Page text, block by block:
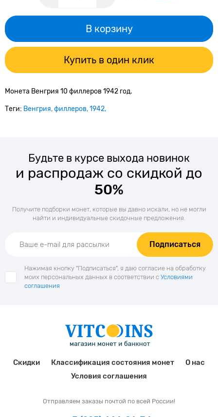
В корзину
Купить в один клик
Монета Венгрия 10 филлеров 1942 год.
Теги: Венгрия филлеров 1942
Будьте в курсе выхода новинок
и распродаж со скидкой до
50%
Получите подборки монет, которые вы давно искали, но не могли
найти и индивидуальные скидочные предложения.
Подписаться
Нажимая кнопку "Подписаться", я даю согласие на обработку
моих персональных данных в соответствии с Условиями
соглашения
Скидки Классификация состояния монет
О нас
Условия соглашения
Отправляем заказы почтой по всей России!